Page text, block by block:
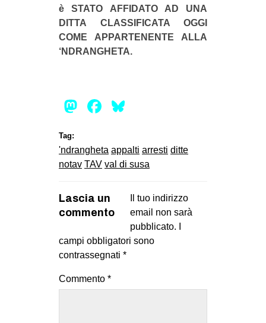
è STATO AFFIDATO AD UNA
DITTA CLASSIFICATA OGGI
COME APPARTENENTE ALLA
‘NDRANGHETA.
Mastodon
Facebook
Tag:
'ndrangheta appalti arresti ditte
notav TAV val di susa
Lascia un
commento
Il tuo indirizzo
email non sarà
pubblicato.
campi obbligatori sono
contrassegnati *
Commento *